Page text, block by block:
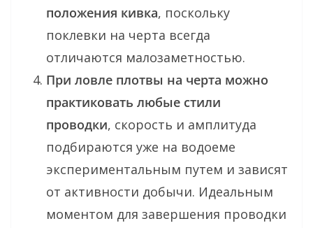
положения кивка, поскольку
поклевки на черта всегда
отличаются малозаметностью.
При ловле плотвы на черта можно
практиковать любые стили
проводки, скорость и амплитуда
подбираются уже на водоеме
экспериментальным путем и зависят
от активности добычи. Идеальным
моментом для завершения проводки